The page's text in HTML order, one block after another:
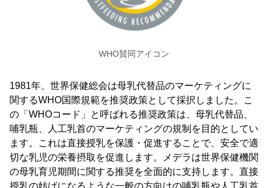
WHO賛同アイコン
1981年、世界保健総会は母乳代替品のマーケティングに
関するWHO国際規範を推奨政策として採択しました。こ
の「WHOコード」と呼ばれる推奨政策は、母乳代替品、
哺乳瓶、人工乳首のマーケティングの規制を目的としてい
ます。これは直接授乳を保護・促進することで、安全で適
切な乳児の栄養摂取を促進します。メデラは世界保健機関
の母乳育児期間に関する推奨を全面的に支持します。直接
授乳の妨げになるような一般の方向けの哺乳瓶や人工乳首